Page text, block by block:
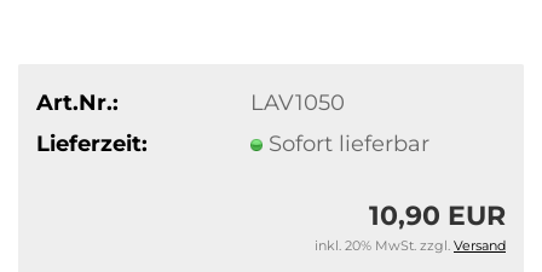
Art.Nr.:
LAV1050
Lieferzeit:
Sofort lieferbar
10,90 EUR
inkl. 20% MwSt. zzgl. Versand